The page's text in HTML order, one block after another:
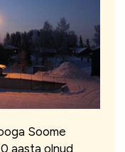
Soome
aasta olnud